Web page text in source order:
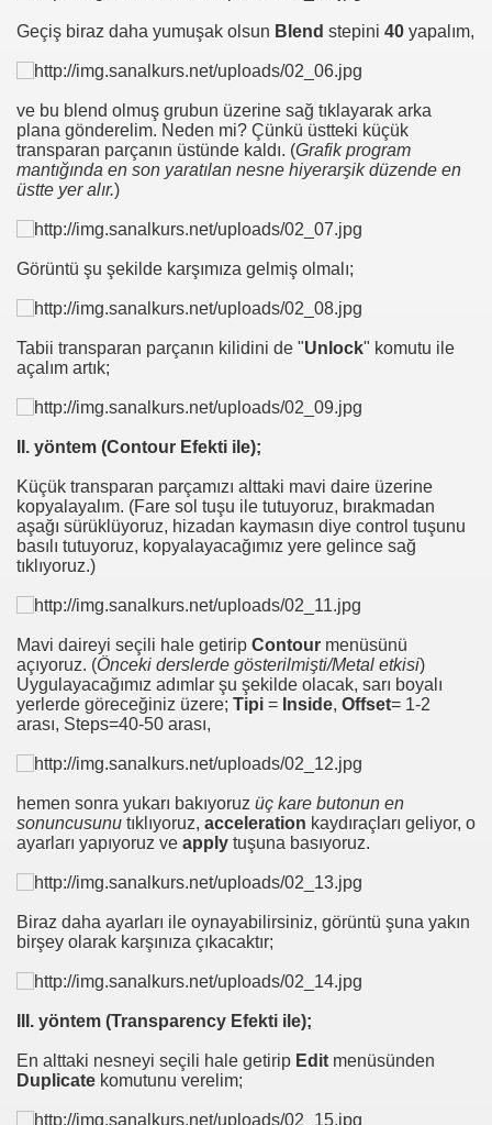
Geçiş biraz daha yumuşak olsun Blend stepini 40 yapalım,
ve bu blend olmuş grubun üzerine sağ tıklayarak arka
plana gönderelim. Neden mi? Çünkü üstteki küçük
transparan parçanın üstünde kaldı. (Grafik program
mantığında en son yaratılan nesne hiyerarşik düzende en
üstte yer alır.)
Görüntü şu şekilde karşımıza gelmiş olmalı;
Tabii transparan parçanın kilidini de "Unlock" komutu ile
açalım artık;
II. yöntem (Contour Efekti ile);
Küçük transparan parçamızı alttaki mavi daire üzerine
kopyalayalım. (Fare sol tuşu ile tutuyoruz, bırakmadan
aşağı sürüklüyoruz, hizadan kaymasın diye control tuşunu
basılı tutuyoruz, kopyalayacağımız yere gelince sağ
tıklıyoruz.)
Mavi daireyi seçili hale getirip Contour menüsünü
açıyoruz. (Önceki derslerde gösterilmişti/Metal etkisi)
Uygulayacağımız adımlar şu şekilde olacak, sarı boyalı
yerlerde göreceğiniz üzere; Tipi = Inside, Offset= 1-2
arası, Steps=40-50 arası,
hemen sonra yukarı bakıyoruz üç kare butonun en
sonuncusunu tıklıyoruz, acceleration kaydıraçları geliyor, o
ayarları yapıyoruz ve apply tuşuna basıyoruz.
Biraz daha ayarları ile oynayabilirsiniz, görüntü şuna yakın
birşey olarak karşınıza çıkacaktır;
III. yöntem (Transparency Efekti ile);
En alttaki nesneyi seçili hale getirip Edit menüsünden
Duplicate komutunu verelim;